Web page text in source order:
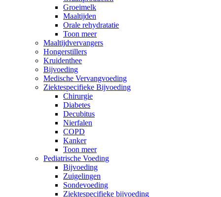
Groeimelk
Maaltijden
Orale rehydratatie
Toon meer
Maaltijdvervangers
Hongerstillers
Kruidenthee
Bijvoeding
Medische Vervangvoeding
Ziektespecifieke Bijvoeding
Chirurgie
Diabetes
Decubitus
Nierfalen
COPD
Kanker
Toon meer
Pediatrische Voeding
Bijvoeding
Zuigelingen
Sondevoeding
Ziektespecifieke bijvoeding